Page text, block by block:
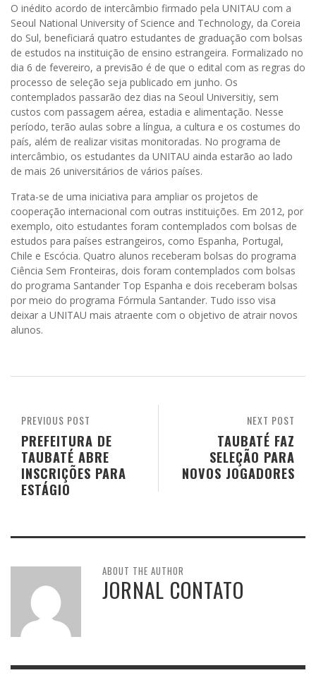
O inédito acordo de intercâmbio firmado pela UNITAU com a
Seoul National University of Science and Technology, da Coreia
do Sul, beneficiará quatro estudantes de graduação com bolsas
de estudos na instituição de ensino estrangeira. Formalizado no
dia 6 de fevereiro, a previsão é de que o edital com as regras do
processo de seleção seja publicado em junho. Os
contemplados passarão dez dias na Seoul Universitiy, sem
custos com passagem aérea, estadia e alimentação. Nesse
período, terão aulas sobre a língua, a cultura e os costumes do
país, além de realizar visitas monitoradas. No programa de
intercâmbio, os estudantes da UNITAU ainda estarão ao lado
de mais 26 universitários de vários países.
Trata-se de uma iniciativa para ampliar os projetos de
cooperação internacional com outras instituições. Em 2012, por
exemplo, oito estudantes foram contemplados com bolsas de
estudos para países estrangeiros, como Espanha, Portugal,
Chile e Escócia. Quatro alunos receberam bolsas do programa
Ciência Sem Fronteiras, dois foram contemplados com bolsas
do programa Santander Top Espanha e dois receberam bolsas
por meio do programa Fórmula Santander. Tudo isso visa
deixar a UNITAU mais atraente com o objetivo de atrair novos
alunos.
NEXT POST
TAUBATÉ FAZ
SELEÇÃO PARA
NOVOS JOGADORES
PREVIOUS POST
PREFEITURA DE
TAUBATÉ ABRE
INSCRIÇÕES PARA
ESTÁGIO
ABOUT THE AUTHOR
JORNAL CONTATO